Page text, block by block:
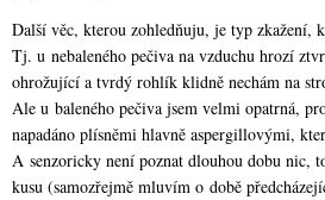
Další věc, kterou zohledňuju, je typ zkažení,
Tj. u nebaleného pečiva na vzduchu hrozí
ohrožující a tvrdý rohlík klidně nechám na
Ale u baleného pečiva jsem velmi opatrná,
napadáno plísněmi hlavně aspergillovými,
A senzoricky není poznat dlouhou dobu nic,
kusu (samozřejmě mluvím o době